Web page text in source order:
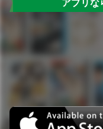
アプリな